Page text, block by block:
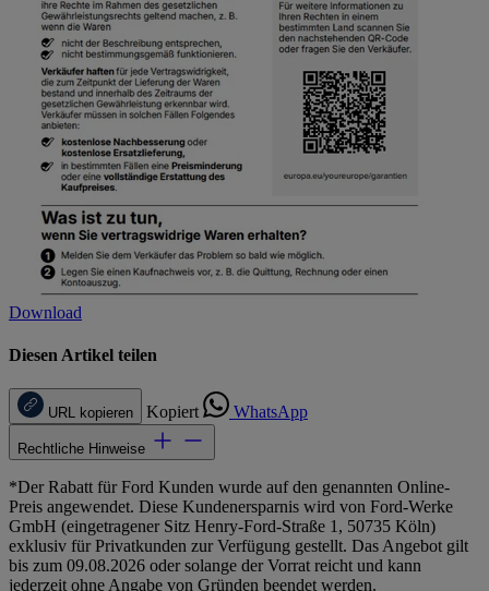
Download
Diesen Artikel teilen
URL kopieren Kopiert WhatsApp
Rechtliche Hinweise
*Der Rabatt für Ford Kunden wurde auf den genannten Online-
Preis angewendet. Diese Kundenersparnis wird von Ford-Werke
GmbH (eingetragener Sitz Henry-Ford-Straße 1, 50735 Köln)
exklusiv für Privatkunden zur Verfügung gestellt. Das Angebot gilt
bis zum 09.08.2026 oder solange der Vorrat reicht und kann
jederzeit ohne Angabe von Gründen beendet werden.